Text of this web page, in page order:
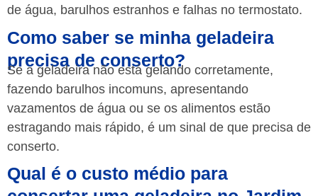
de água, barulhos estranhos e falhas no termostato.
Como saber se minha geladeira
precisa de conserto?
Se a geladeira não está gelando corretamente,
fazendo barulhos incomuns, apresentando
vazamentos de água ou se os alimentos estão
estragando mais rápido, é um sinal de que precisa de
conserto.
Qual é o custo médio para